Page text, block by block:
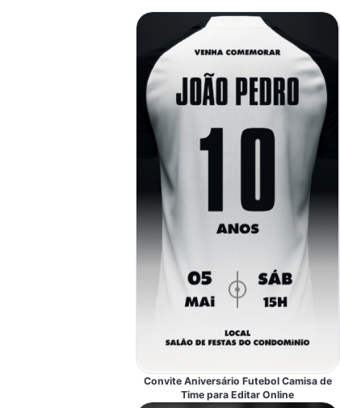
Convite Aniversário Futebol Camisa de
Time para Editar Online